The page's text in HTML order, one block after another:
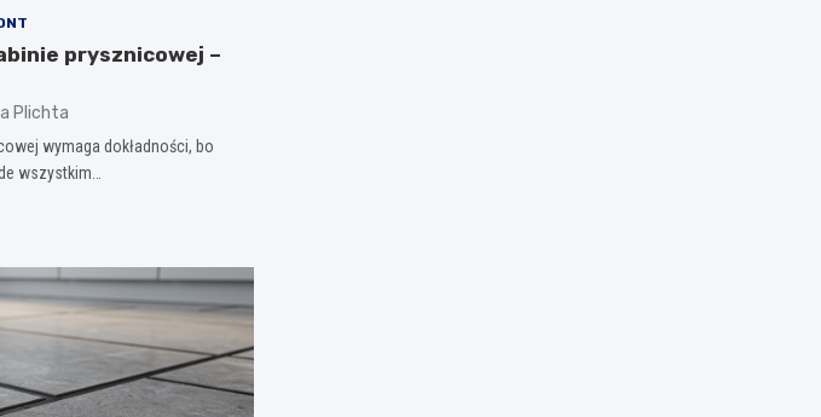
prysznicowej –
Plichta
wymaga dokładności, bo
wszystkim…